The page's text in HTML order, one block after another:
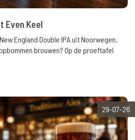
Keel
England Double IPA uit Noorwegen.
brouwen? Op de proeftafel
29-07-26